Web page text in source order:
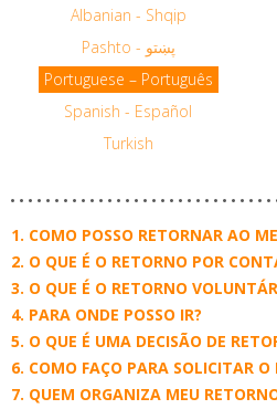
Albanian - Shqip
Pashto - پښتو
Portuguese – Português
Spanish - Español
Turkish
COMO POSSO RETORNAR AO
O QUE É O RETORNO POR
O QUE É O RETORNO
PARA ONDE POSSO IR?
O QUE É UMA DECISÃO DE
COMO FAÇO PARA SOLICITAR
QUEM ORGANIZA MEU